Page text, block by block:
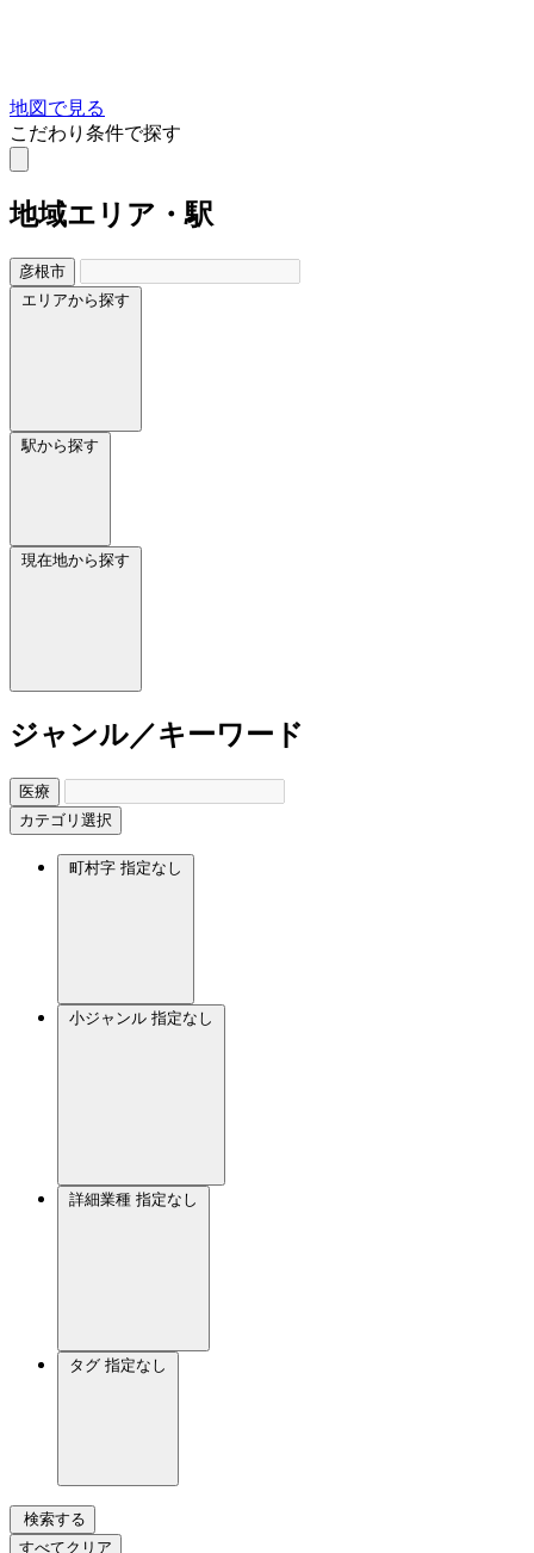
地図で見る
こだわり条件で探す
地域エリア・駅
彦根市
エリアから探す
駅から探す
現在地から探す
ジャンル／キーワード
医療
カテゴリ選択
町村字 指定なし
小ジャンル 指定なし
詳細業種 指定なし
タグ 指定なし
検索する
すべてクリア